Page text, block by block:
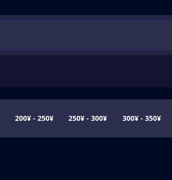
200¥ - 250¥ 250¥ - 300¥ 300¥ - 350¥